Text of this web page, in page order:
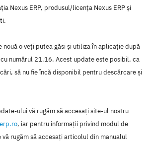
Nexus ERP, produsul/licenţa Nexus ERP şi
o veţi putea găsi şi utiliza în aplicaţie după
numărul 21.16. Acest update este posibil, ca
să nu fie încă disponibil pentru descărcare şi
ului vă rugăm să accesaţi site-ul nostru
, iar pentru informaţii privind modul de
vă rugăm să accesaţi articolul din manualul